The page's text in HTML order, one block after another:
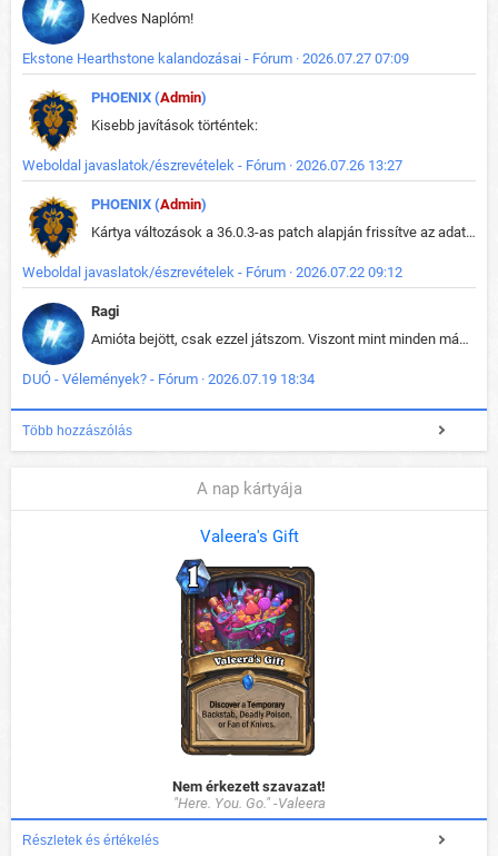
Kedves Naplóm!
Ekstone Hearthstone kalandozásai - Fórum · 2026.07.27 07:09
PHOENIX (Admin)
Kisebb javítások történtek:
Weboldal javaslatok/észrevételek - Fórum · 2026.07.26 13:27
PHOENIX (Admin)
Kártya változások a 36.0.3-as patch alapján frissítve az adatbázisban (képek is cserélve).
Weboldal javaslatok/észrevételek - Fórum · 2026.07.22 09:12
Ragi
Amióta bejött, csak ezzel játszom. Viszont mint minden más - akár az alapjáték is, ez is baromira összetett lett. Néha már pár kör után is esélytelen az egész. Vagy irreállisan túltápol valaki, vagy lelép a partner, vagy csak hülye mint a segg. És amikor eljönne az én időm, na akkor jön el mindenki másé is. Engem jobban érdekelne, hogy ki milyen ratingen szokott játszani. Na ez lenne egy érdekes adat.
DUÓ - Vélemények? - Fórum · 2026.07.19 18:34
Több hozzászólás
A nap kártyája
Valeera's Gift
Nem érkezett szavazat!
"Here. You. Go." -Valeera
Részletek és értékelés